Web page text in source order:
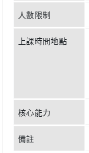
人數限制
上課時間地點
核心能力
備註